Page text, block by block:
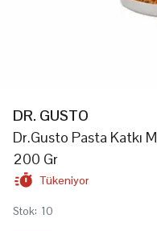
DR. GUSTO
Dr.Gusto Pasta Katkı
200 Gr
Tükeniyor
Stok: 10